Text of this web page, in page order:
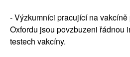
- Výzkumníci pracující na
Oxfordu jsou povzbuzeni řádnou
testech vakcíny.